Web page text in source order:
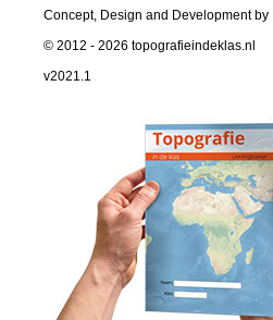
Concept, Design and Development by
© 2012 - 2026 topografieindeklas.nl
v2021.1